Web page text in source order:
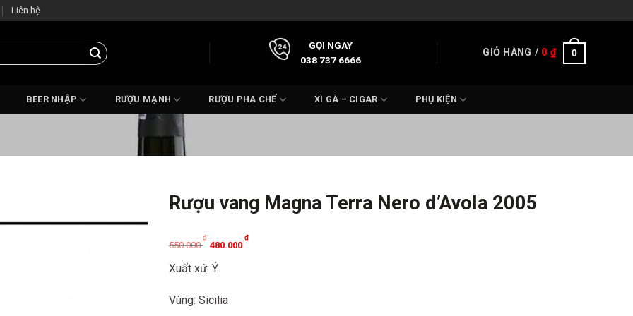
Liên hệ
GỌI NGAY
038 737 6666
GIỎ HÀNG / 0₫ 0
BEER NHẬP RƯỢU MẠNH RƯỢU PHA CHẾ XÌ GÀ – CIGAR PHỤ KIỆN
Rượu vang Magna Terra Nero d’Avola 2005
550.000
₫
Original
price
was:
550.000 ₫.
480.000
₫
Current
price
is:
480.000 ₫.
Xuất xứ: Ý
Vùng: Sicilia